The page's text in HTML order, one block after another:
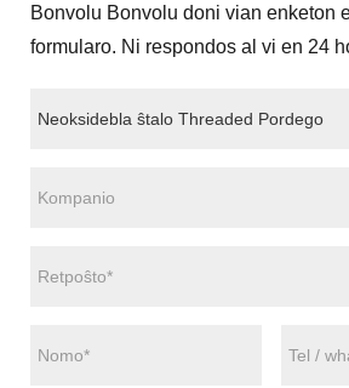
Bonvolu Bonvolu doni vian enketon
formularo. Ni respondos al vi en 24